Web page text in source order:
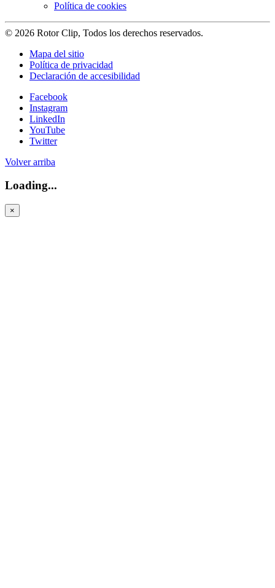
Política de cookies
© 2026 Rotor Clip, Todos los derechos reservados.
Mapa del sitio
Política de privacidad
Declaración de accesibilidad
Facebook
Instagram
LinkedIn
YouTube
Twitter
Volver arriba
Loading...
×